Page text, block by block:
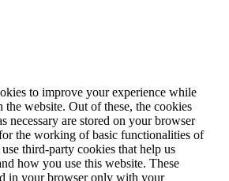
to improve your experience while
the website. Out of these, the cookies
necessary are stored on your browser
the working of basic functionalities of
third-party cookies that help us
how you use this website. These
in your browser only with your